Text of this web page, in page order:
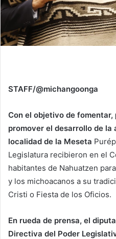
STAFF/@michangoonga
Con el objetivo de
promover el desarrollo de
localidad de la Meseta
Legislatura recibieron en el
habitantes de Nahuatzen
y los michoacanos a su
Cristi o Fiesta de los Oficios.
En rueda de prensa, el
Directiva del Poder